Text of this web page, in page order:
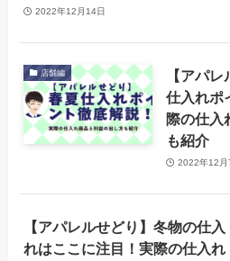
2022年12月14日
店舗編
【アパ
仕入れポ
際の仕入
も紹介
2022年12月
【アパレルせどり】冬物の仕入
れはここに注目！実際の仕入れ